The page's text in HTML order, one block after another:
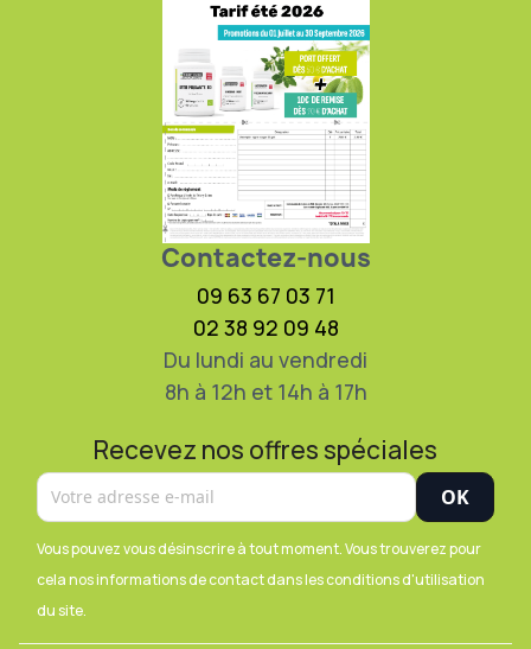
Contactez-nous
09 63 67 03 71
02 38 92 09 48
Du lundi au vendredi
8h à 12h et 14h à 17h
Recevez nos offres spéciales
Vous pouvez vous désinscrire à tout moment. Vous trouverez pour
cela nos informations de contact dans les conditions d'utilisation
du site.